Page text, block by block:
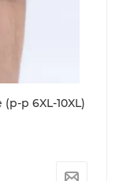
р 6XL-10XL)